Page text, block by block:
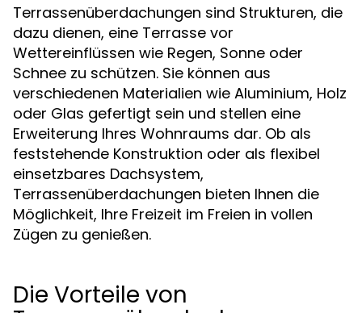
Terrassenüberdachungen sind Strukturen, die
dazu dienen, eine Terrasse vor
Wettereinflüssen wie Regen, Sonne oder
Schnee zu schützen. Sie können aus
verschiedenen Materialien wie Aluminium, Holz
oder Glas gefertigt sein und stellen eine
Erweiterung Ihres Wohnraums dar. Ob als
feststehende Konstruktion oder als flexibel
einsetzbares Dachsystem,
Terrassenüberdachungen bieten Ihnen die
Möglichkeit, Ihre Freizeit im Freien in vollen
Zügen zu genießen.
Die Vorteile von